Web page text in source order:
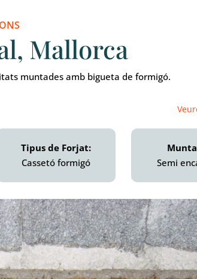
Mallorca
muntades amb bigueta de formigó.
Tipus de Forjat:
Cassetó formigó
Semi